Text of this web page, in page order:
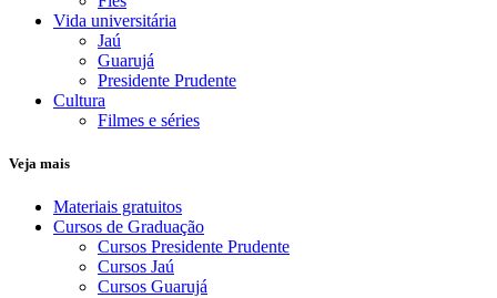
Vida universitária
Jaú
Guarujá
Presidente Prudente
Cultura
Filmes e séries
Veja mais
Materiais gratuitos
Cursos de Graduação
Cursos Presidente Prudente
Cursos Jaú
Cursos Guarujá